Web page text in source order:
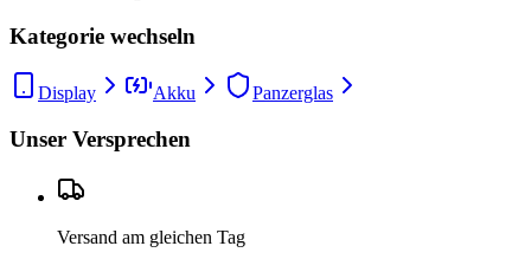
Kategorie wechseln
Display Akku Panzerglas
Unser Versprechen
Versand am gleichen Tag